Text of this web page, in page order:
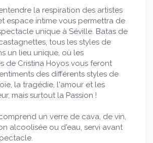
la respiration des artistes
espace intime vous permettra de
unique à Séville. Batas de
tous les styles de
un lieu unique, où les
de Cristina Hoyos vous feront
des différents styles de
la tragédie, l'amour et les
mais surtout la Passion !
un verre de cava, de vin,
alcoolisée ou d'eau, servi avant